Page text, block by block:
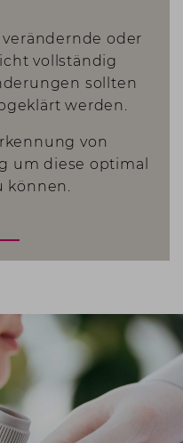
oder
vollständig
sollten
werden.
von
um diese optimal
können.